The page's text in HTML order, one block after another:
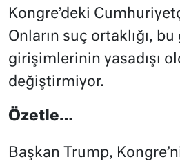
Kongre’deki
Onların suç ortaklığı,
girişimlerinin yasadışı
değiştirmiyor.
Özetle…
Başkan Trump,